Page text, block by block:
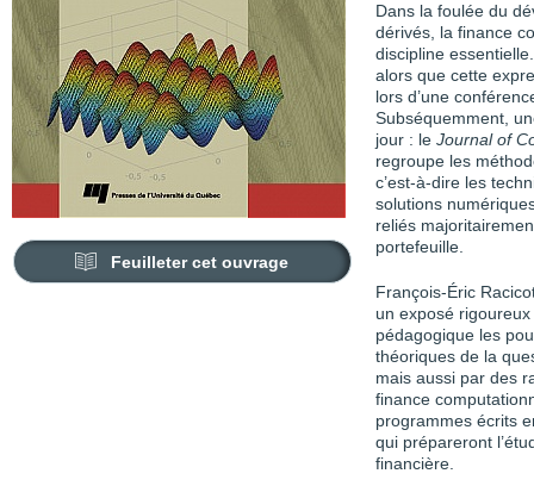
Feuilleter cet ouvrage
Dans la foulée du
dérivés, la finance
discipline
alors que cette
lors d’une
Subséquemment,
jour : le Journal of
regroupe les
c’est-à-dire les
solutions
reliés
portefeuille.
François-Éric
un exposé
pédagogique les
théoriques de la
mais aussi par des
finance
programmes écrits
qui prépareront
financière.